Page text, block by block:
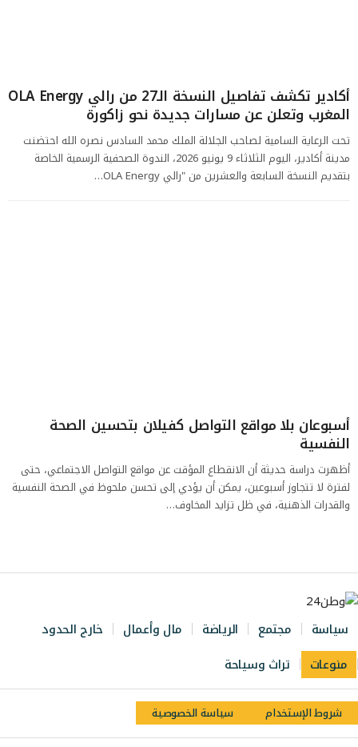
أكادير تكشف تفاصيل النسخة الـ27 من رالي OLA Energy
المغرب وتعلن عن مسارات جديدة نحو زاكورة
تحت الرعاية السامية لصاحب الجلالة الملك محمد السادس نصره الله احتضنت
مدينة أكادير، اليوم الثلاثاء 9 يونيو 2026، الندوة الصحفية الرسمية الخاصة
بتقديم النسخة السابعة والعشرين من "رالي OLA Energy…
أسبوعان بلا مواقع التواصل كفيلان بتحسين الصحة
النفسية
أظهرت دراسة حديثة أن الانقطاع المؤقت عن مواقع التواصل الاجتماعي، حتى
لفترة لا تتجاوز أسبوعين، يمكن أن يؤدي إلى تحسن ملحوظ في الصحة النفسية
والقدرات الذهنية، في ظل تزايد المخاوف…
سياسة مجتمع الرياضة مال وأعمال
خارج الحدود
منوعات
تراث وسياحة
شروط الإستخدام سياسة الخصوصية